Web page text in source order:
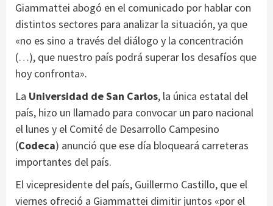
Giammattei abogó en el comunicado por hablar con
distintos sectores para analizar la situación, ya que
«no es sino a través del diálogo y la concentración
(…), que nuestro país podrá superar los desafíos que
hoy confronta».
La Universidad de San Carlos, la única estatal del
país, hizo un llamado para convocar un paro nacional
el lunes y el Comité de Desarrollo Campesino
(Codeca) anunció que ese día bloqueará carreteras
importantes del país.
El vicepresidente del país, Guillermo Castillo, que el
viernes ofreció a Giammattei dimitir juntos «por el